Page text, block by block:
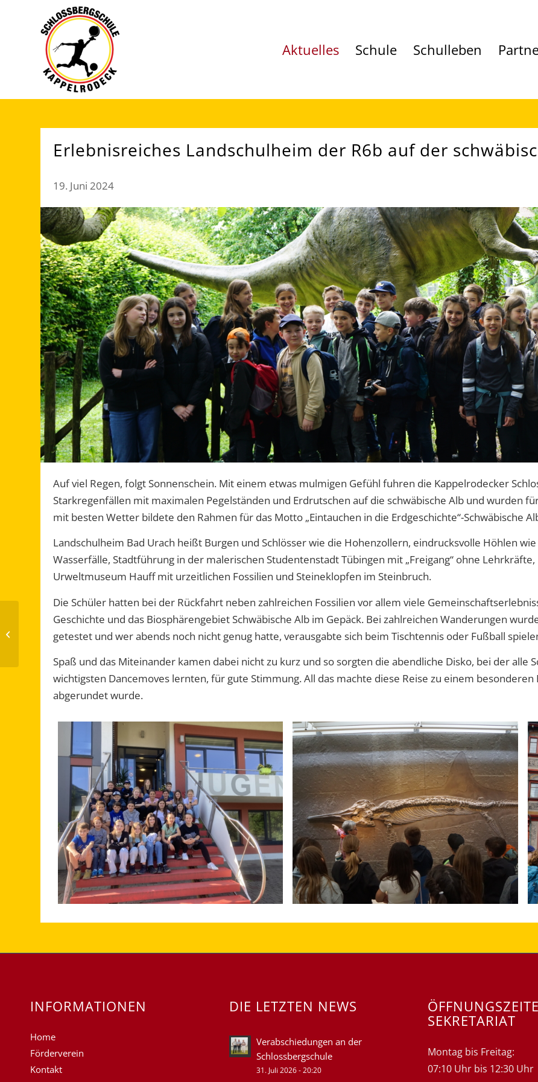
Aktuelles Schule Schulleben
Erlebnisreiches Landschulheim der R6b auf der
19. Juni 2024
Auf viel Regen, folgt Sonnenschein. Mit einem etwas mulmigen Gefühl fuhren die Kappelrodecker
Starkregenfällen mit maximalen Pegelständen und Erdrutschen auf die schwäbische Alb und wurden
mit besten Wetter bildete den Rahmen für das Motto „Eintauchen in die Erdgeschichte“-Schwäbische
Landschulheim Bad Urach heißt Burgen und Schlösser wie die Hohenzollern, eindrucksvolle Höhlen
Wasserfälle, Stadtführung in der malerischen Studentenstadt Tübingen mit „Freigang“ ohne
Urweltmuseum Hauff mit urzeitlichen Fossilien und Steineklopfen im Steinbruch.
Die Schüler hatten bei der Rückfahrt neben zahlreichen Fossilien vor allem viele
Geschichte und das Biosphärengebiet Schwäbische Alb im Gepäck. Bei zahlreichen Wanderungen
getestet und wer abends noch nicht genug hatte, verausgabte sich beim Tischtennis oder Fußball
Spaß und das Miteinander kamen dabei nicht zu kurz und so sorgten die abendliche Disko, bei der alle
wichtigsten Dancemoves lernten, für gute Stimmung. All das machte diese Reise zu einem
abgerundet wurde.
INFORMATIONEN
Home
Förderverein
Kontakt
DIE LETZTEN NEWS
Verabschiedungen an der
Schlossbergschule
31. Juli 2026 - 20:20
SEKRETARIAT
Montag bis Freitag:
07:10 Uhr bis 12:30 Uhr
der Schlossbergschule